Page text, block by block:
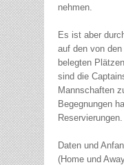
nehmen.
Es ist aber
auf den von
belegten
sind die
Mannschaften
Begegnungen
Reservierungen.
Daten und
(Home und